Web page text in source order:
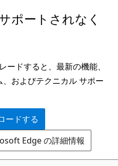
ポートされなく
ドすると、最新の機能、
およびテクニカル サポー
ードする
Edge の詳細情報